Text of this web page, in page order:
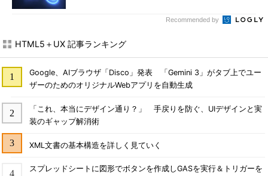
Recommended by
HTML5＋UX 記事ランキング
Google、AIブラウザ「Disco」発表 「Gemini 3」がタブ上でユー
ザーのためのオリジナルWebアプリを自動生成
「これ、本当にデザイン通り？」 手戻りを防ぐ、UIデザインと実
装のギャップ解消術
XML文書の基本構造を詳しく見ていく
スプレッドシートに図形でボタンを作成しGASを実行＆トリガーを